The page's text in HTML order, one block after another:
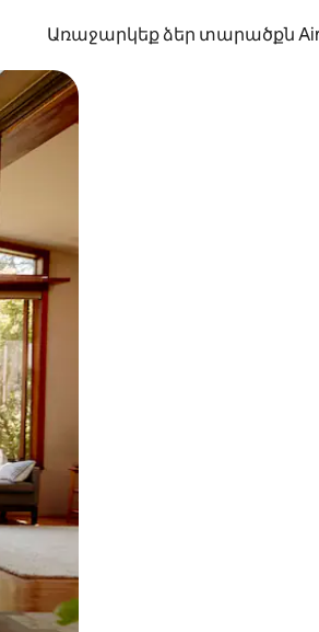
Առաջարկեք ձեր տարածքն
կամ մատը սահեցնելով։